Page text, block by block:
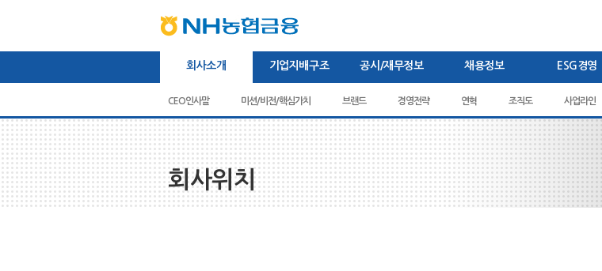
회사소개
CEO인사말 미션/비전/핵심가치 브랜드 경영전략 연혁 조직도 사업라인
기업지배구조
주주현황 이사회 관련규정 이사회 공시
공시/재무정보
경영공시 감사보고서 영업보고서 재무상태표
채용정보
채용절차 복지제도
ESG경영
ESG경영체계
새소식/보도자료 그룹 브랜드 소개윤리헌장
Site Map
회사위치